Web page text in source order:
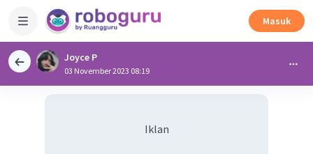
Masuk
Joyce P
03 November 2023 08:19
Iklan